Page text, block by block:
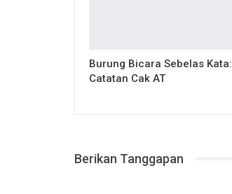
Burung Bicara Sebelas Kata:
Catatan Cak AT
Berikan Tanggapan